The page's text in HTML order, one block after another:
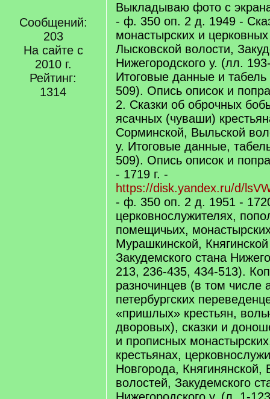
Сообщений:
203
На сайте с
2010 г.
Рейтинг:
1314
Выкладываю фото с
- ф. 350 оп. 2 д. 1949 -
монастырских и церковных
Лысковской волости,
Нижегородского у. (лл.
Итоговые данные и
509). Опись описок и
2. Сказки об оброчных
ясачных (чуваши)
Сорминской, Выльской
у. Итоговые данные,
509). Опись описок и
- 1719 г. -
https://disk.yandex.ru/d/
- ф. 350 оп. 2 д. 1951 -
церковнослужителях,
помещичьих,
Мурашкинской,
Закудемского стана
213, 236-435, 434-513).
разночинцев (в том числе
петербургских
«пришлых» крестьян,
дворовых), сказки и
и прописных
крестьянах,
Новгорода, Княгинянской,
волостей, Закудемского